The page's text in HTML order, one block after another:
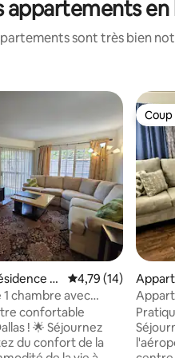
appartements
sont très bien
17 commentaires : 4,94 sur 5
⋅
Évaluation
4,79 (14)
chambre avec
une communauté
confortable
Séjournez
du confort de la
Irving
DFW/